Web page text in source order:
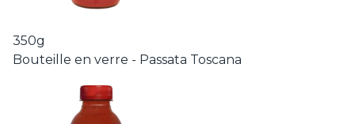
350g
Bouteille en verre - Passata Toscana